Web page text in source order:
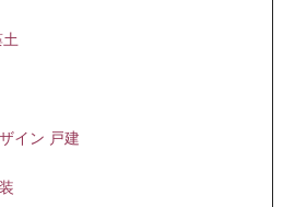
イン 戸建